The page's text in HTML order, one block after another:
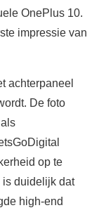
OnePlus 10.
impressie van
achterpaneel
De foto
op te
is duidelijk dat
high-end